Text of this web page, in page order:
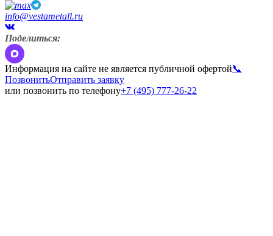
info@vestametall.ru
Поделиться:
Информация на сайте не является публичной офертой📞
ПозвонитьОтправить заявку
или позвонить по телефону+7 (495) 777-26-22